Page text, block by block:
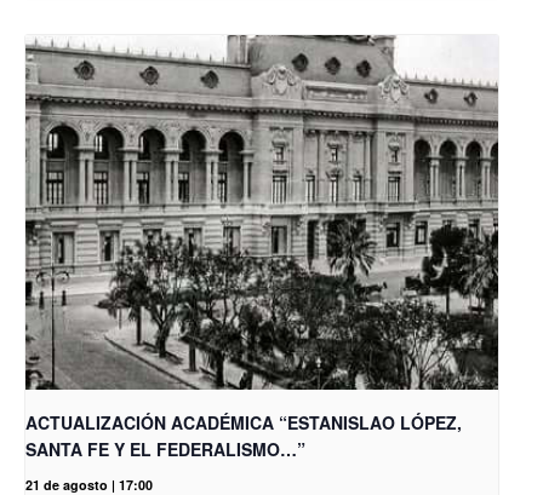
ACTUALIZACIÓN ACADÉMICA “ESTANISLAO LÓPEZ,
SANTA FE Y EL FEDERALISMO…”
21 de agosto | 17:00